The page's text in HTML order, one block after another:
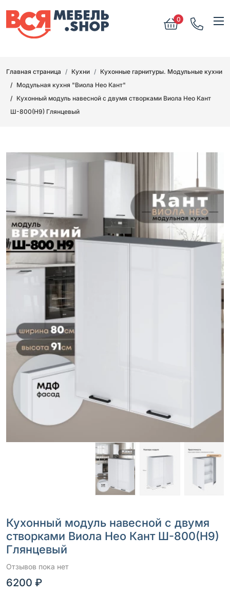
0
Главная страница Кухни
Кухонные гарнитуры. Модульные кухни
Модульная кухня "Виола Нео Кант"
Кухонный модуль навесной с двумя створками Виола Нео Кант
Ш-800(Н9) Глянцевый
Кухонный модуль навесной с двумя
створками Виола Нео Кант Ш-800(Н9)
Глянцевый
Отзывов пока нет
6200 ₽